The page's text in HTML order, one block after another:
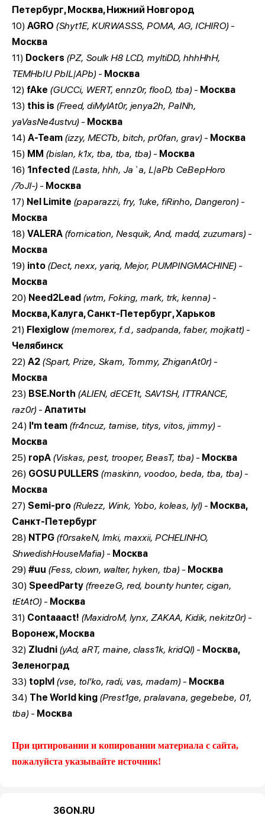
Петербург, Москва, Нижний Новгород
10) AGRO (Shyt1E, KURWASSS, POMA, AG, ICHIRO) -
Москва
11) Dockers (PZ, Soulk H8 LCD, myltiDD, hhhHhH,
TEMHbIU PbIL|APb) - Москва
12) fAke (GUCCi, WERT, ennz0r, flooD, tba) - Москва
13) this is (Freed, diMylAt0r, jenya2h, PaINh,
yaVasNe4ustvu) - Москва
14) A-Team (izzy, MECTb, bitch, pr0fan, grav) - Москва
15) MM (bislan, k1x, tba, tba, tba) - Москва
16) 1nfected (Lasta, hhh, Ja`a, L|aPb CeBepHoro
/7oJI-) - Москва
17) Nel Limite (paparazzi, fry, 1uke, fiRinho, Dangeron) -
Москва
18) VALERA (fornication, Nesquik, And, madd, zuzumars) -
Москва
19) into (Dect, nexx, yariq, Mejor, PUMPINGMACHINE) -
Москва
20) Need2Lead (wtm, Foking, mark, trk, kenna) -
Москва, Калуга, Санкт-Петербург, Харьков
21) Flexiglow (memorex, f.d., sadpanda, faber, mojkatt) -
Челябинск
22) A2 (Spart, Prize, Skam, Tommy, ZhiganAt0r) -
Москва
23) BSE.North (ALIEN, dECE1t, SAV1SH, ITTRANCE,
raz0r) - Апатиты
24) I'm team (fr4ncuz, tamise, titys, vitos, jimmy) -
Москва
25) ropA (Viskas, pest, trooper, BeasT, tba) - Москва
26) GOSU PULLERS (maskinn, voodoo, beda, tba, tba) -
Москва
27) Semi-pro (Rulezz, Wink, Yobo, koleas, lyl) - Москва,
Санкт-Петербург
28) NTPG (f0rsakeN, lmki, maxxii, PCHELINHO,
ShwedishHouseMafia) - Москва
29) #uu (Fess, clown, walter, hyken, tba) - Москва
30) SpeedParty (freezeG, red, bounty hunter, cigan,
tEtAtO) - Москва
31) Contaaact! (MaxidroM, lynx, ZAKAA, Kidik, nekitz0r) -
Воронеж, Москва
32) Zludni (yAd, aRT, maine, class1k, kridQl) - Москва,
Зеленоград
33) toplvl (vse, tol'ko, radi, vas, madam) - Москва
34) The World king (Prest1ge, pralavana, gegebebe, 01,
tba) - Москва
При цитировании и копировании материала с сайта,
пожалуйста указывайте источник!
36ON.RU